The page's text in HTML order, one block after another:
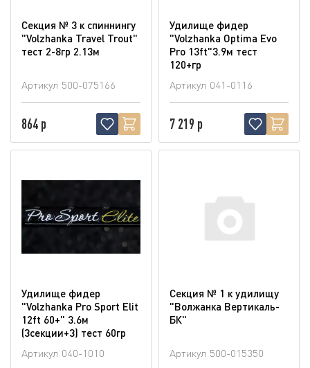
Секция № 3 к спиннингу
"Volzhanka Travel Trout"
тест 2-8гр 2.13м
Артикул 500-075166
864 р
Удилище фидер
"Volzhanka Optima Evo
Pro 13ft"3.9м тест
120+гр
Артикул 041-0116
7 219 р
Удилище фидер
"Volzhanka Pro Sport Elit
12ft 60+" 3.6м
(3секции+3) тест 60гр
Артикул 040-1010
Секция № 1 к удилищу
"Волжанка Вертикаль-
БК"
Артикул 500-015350